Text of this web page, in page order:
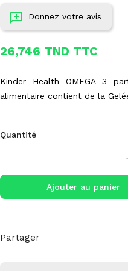
Donnez votre avis
26,746 TND TTC
Kinder Health OMEGA 3
alimentaire contient de la
Quantité
Ajouter au panier
Partager